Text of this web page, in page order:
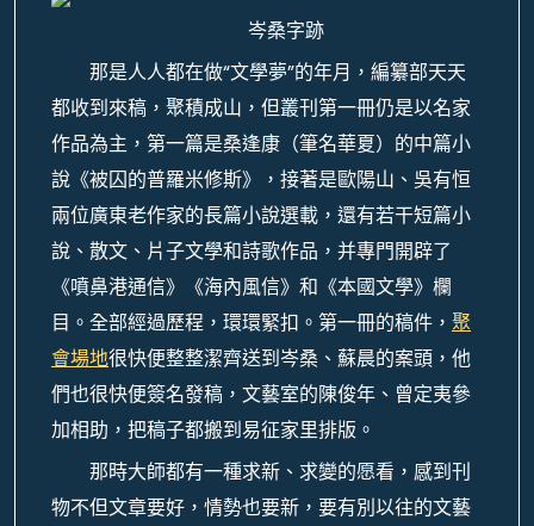
岑桑字跡
那是人人都在做“文學夢”的年月，編纂部天天
都收到來稿，聚積成山，但叢刊第一冊仍是以名家
作品為主，第一篇是桑逢康（筆名華夏）的中篇小
說《被囚的普羅米修斯》，接著是歐陽山、吳有恒
兩位廣東老作家的長篇小說選載，還有若干短篇小
說、散文、片子文學和詩歌作品，并專門開辟了
《噴鼻港通信》《海內風信》和《本國文學》欄
目。全部經過歷程，環環緊扣。第一冊的稿件， 聚
會場地很快便整整潔齊送到岑桑、蘇晨的案頭，他
們也很快便簽名發稿，文藝室的陳俊年、曾定夷參
加相助，把稿子都搬到易征家里排版。
那時大師都有一種求新、求變的愿看，感到刊
物不但文章要好，情勢也要新，要有別以往的文藝